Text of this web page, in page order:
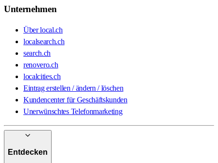
Unternehmen
Über local.ch
localsearch.ch
search.ch
renovero.ch
localcities.ch
Eintrag erstellen / ändern / löschen
Kundencenter für Geschäftskunden
Unerwünschtes Telefonmarketing
Entdecken